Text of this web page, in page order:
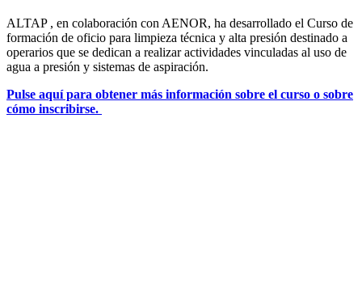
ALTAP , en colaboración con AENOR, ha desarrollado el Curso de
formación de oficio para limpieza técnica y alta presión destinado a
operarios que se dedican a realizar actividades vinculadas al uso de
agua a presión y sistemas de aspiración.
Pulse aquí para obtener más información sobre el curso o sobre
cómo inscribirse.